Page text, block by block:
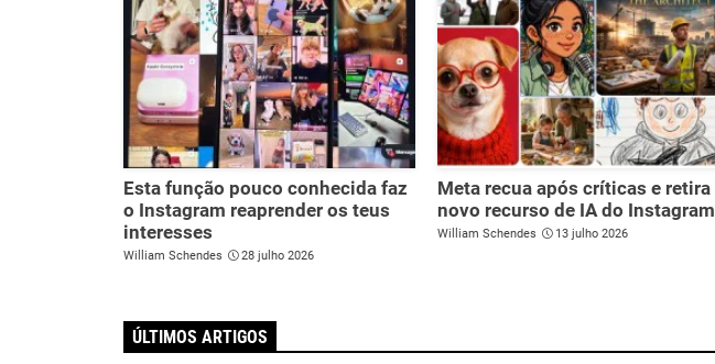
Esta função pouco conhecida faz
o Instagram reaprender os teus
interesses
William Schendes 28 julho 2026
Meta recua após críticas e retira
novo recurso de IA do Instagram
William Schendes 13 julho 2026
ÚLTIMOS ARTIGOS